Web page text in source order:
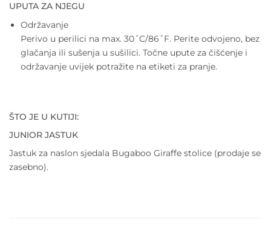
UPUTA ZA NJEGU
Održavanje
Perivo u perilici na max. 30˚C/86˚F. Perite odvojeno, bez
glačanja ili sušenja u sušilici. Točne upute za čišćenje i
održavanje uvijek potražite na etiketi za pranje.
ŠTO JE U KUTIJI:
JUNIOR JASTUK
Jastuk za naslon sjedala Bugaboo Giraffe stolice (prodaje se
zasebno).